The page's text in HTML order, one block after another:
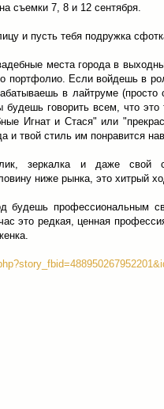
съемки 7, 8 и 12 сентября.
и пусть тебя подружка
места города в
портфолио. Если войдешь в
в лайтруме (просто
будешь говорить всем, что
Игнат и Стася" или
и твой стиль им понравится
зеркалка и даже свой
ниже рынка, это хитрый
будешь профессиональным
это редкая, ценная